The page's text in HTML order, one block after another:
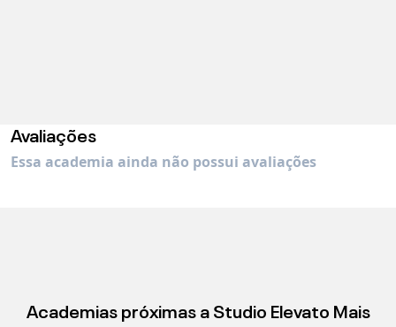
Avaliações
Essa academia ainda não possui avaliações
Academias próximas a Studio Elevato Mais